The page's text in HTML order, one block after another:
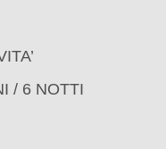
/ 6 NOTTI